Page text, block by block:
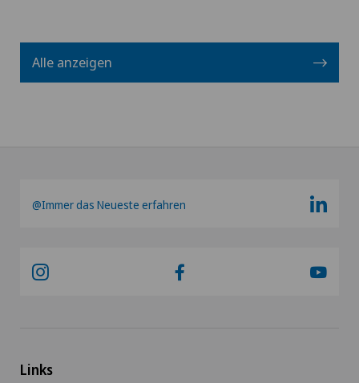
Alle anzeigen
@Immer das Neueste erfahren
Links